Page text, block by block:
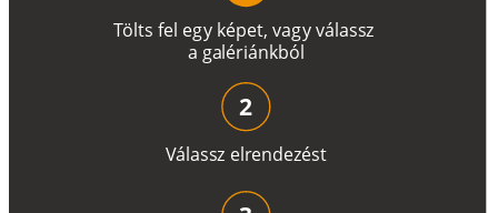
Tölts fel egy képet, vagyválassz
a galériánkból
Válassz elrendezést
2